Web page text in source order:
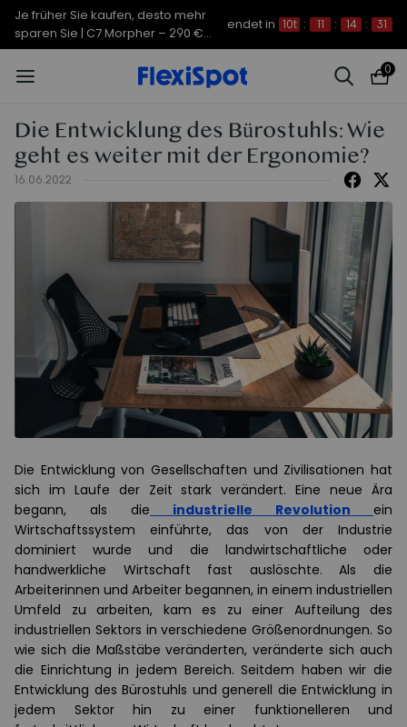
Je früher Sie kaufen, desto mehr
sparen Sie | C7 Morpher – 290 €
Rabatt
endet in 10t : 11 : 14 : 31
0
Die Entwicklung des Bürostuhls: Wie
geht es weiter mit der Ergonomie?
16.06.2022
Die Entwicklung von Gesellschaften und Zivilisationen hat
sich im Laufe der Zeit stark verändert. Eine neue Ära
begann, als die industrielle Revolution ein
Wirtschaftssystem einführte, das von der Industrie
dominiert wurde und die landwirtschaftliche oder
handwerkliche Wirtschaft fast auslöschte. Als die
Arbeiterinnen und Arbeiter begannen, in einem industriellen
Umfeld zu arbeiten, kam es zu einer Aufteilung des
industriellen Sektors in verschiedene Größenordnungen. So
wie sich die Maßstäbe veränderten, veränderte sich auch
die Einrichtung in jedem Bereich. Seitdem haben wir die
Entwicklung des Bürostuhls und generell die Entwicklung in
jedem Sektor hin zu einer funktionelleren und